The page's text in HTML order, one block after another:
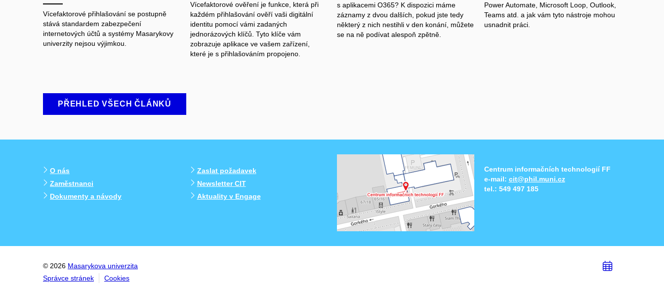
Vícefaktorové přihlašování se postupně
stává standardem zabezpečení
internetových účtů a systémy Masarykovy
univerzity nejsou výjimkou.
Vícefaktorové ověření je funkce, která při
každém přihlašování ověří vaši digitální
identitu pomocí vámi zadaných
jednorázových klíčů. Tyto klíče vám
zobrazuje aplikace ve vašem zařízení,
které je s přihlašováním propojeno.
s aplikacemi O365? K dispozici máme
záznamy z dvou dalších, pokud jste tedy
některý z nich nestihli v den konání, můžete
se na ně podívat alespoň zpětně.
Power Automate, Microsoft Loop, Outlook,
Teams atd. a jak vám tyto nástroje mohou
usnadnit práci.
PŘEHLED VŠECH ČLÁNKŮ
O nás
Zaměstnanci
Dokumenty a návody
Zaslat požadavek
Newsletter CIT
Aktuality v Engage
Centrum informačních technologií FF
e-mail: cit@phil.muni.cz
tel.: 549 497 185
© 2026 Masarykova univerzita
Správce stránek
Cookies
Přidat